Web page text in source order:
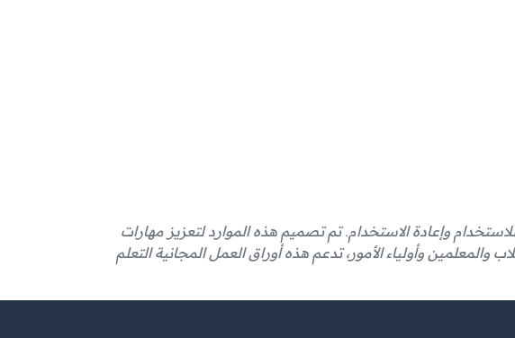
وإعادة الاستخدام. تم تصميم هذه الموارد لتعزيز مهارات
والمعلمين وأولياء الأمور، تدعم هذه أوراق العمل المجانية التعلم